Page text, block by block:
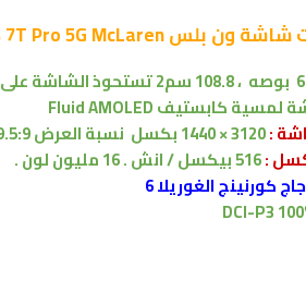
شاشةون بلس OnePlus 7T Pro 5G McLaren
،108.8 سم2 تستحوذ الشاشة على 88.1% من
لمسيةكابستيفFluid AMOLED
:3120 × 1440 بكسل
نسبة العرض 19.5:9
:516 بيكسل / انش . 16 مليون لون .
كورنينج الغوريلا 6
DCI-P3